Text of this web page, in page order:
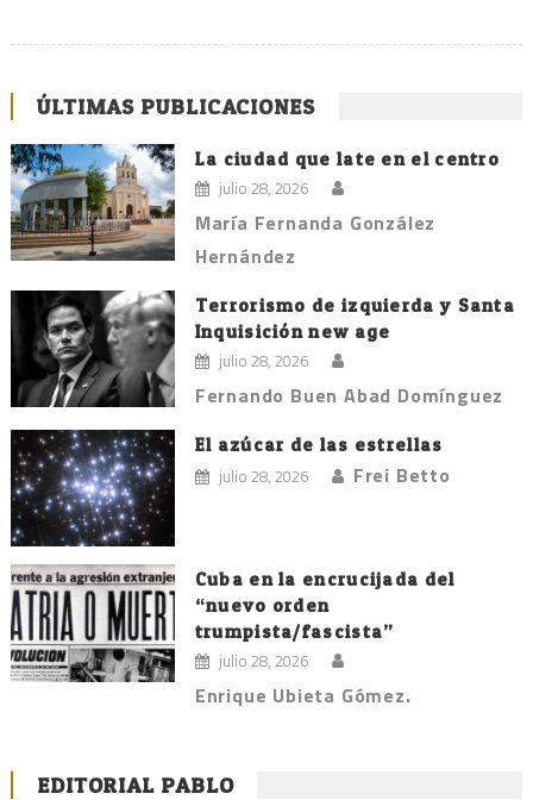
ÚLTIMAS PUBLICACIONES
La ciudad que late en el centro
julio 28, 2026
María Fernanda González
Hernández
Terrorismo de izquierda y Santa
Inquisición new age
julio 28, 2026
Fernando Buen Abad Domínguez
El azúcar de las estrellas
julio 28, 2026 Frei Betto
Cuba en la encrucijada del
“nuevo orden
trumpista/fascista”
julio 28, 2026
Enrique Ubieta Gómez.
EDITORIAL PABLO